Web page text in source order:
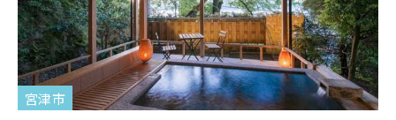
宮津市